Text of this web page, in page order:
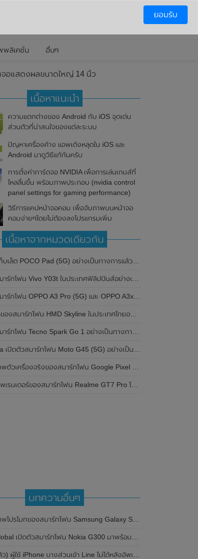
พลิเคชั่น อื่นๆ
จอแสดงผลขนาดใหญ่ 14 นิ้ว
เนื้อหาแนะนำ
ความแตกต่างของ Android กับ iOS จุดเด่น
ส่วนตัวที่น่าสนใจของแต่ละระบบ
ปัญหาเครื่องค้าง แอพเด้งหลุดใน iOS และ
Android มาดูวิธีแก้กันครับ
การตั้งค่าการ์ดจอ NVIDIA เพื่อการเล่นเกมส์ที่
ไหลลื่นขึ้น พร้อมภาพประกอบ (nvidia control
panel settings for gaming performance)
วิธีการแคปหน้าจอคอม เพื่อจับภาพบนหน้าจอ
คอมง่ายๆโดยไม่ต้องลงโปรแกรมเพิ่ม
เนื้อหาจากหมวดเดียวกัน
(5G) อย่างเป็นทางการแล้วในประเทศอินเดีย มาพร้อมชิปเซ็ต Snapdragon 7s Gen 2 ของ Qualcomm และรองรับเครือข่าย 5G
ประเทศฟิลิปปินส์อย่างเป็นทางการแล้ว มาพร้อมชิปเซ็ต Unisoc T612 , กล้องหลัง ความละเอียด 13MP , แบตเตอรี่ 5,000mAh และหน้าจอแสดงผล LCD / 90Hz
A3 Pro (5G) และ OPPO A3x ในประเทศไทยอย่างเป็นทางการแล้ว ในราคาเริ่มต้นเพียง 3,999 บาท
าร์ทโฟน HMD Skyline ในประเทศไทยอย่างเป็นทางการแล้ว ราคา 14,990 บาท
Spark Go 1 อย่างเป็นทางการแล้ว มาพร้อมหน้าจอแสดงผล LCD / 120Hz , แบตเตอรี่ 5,000mAh และใช้ชิปเซ็ต Unisoc
ดตัวสมาร์ทโฟน Moto G45 (5G) อย่างเป็นทางการแล้วในอินเดีย
จริงของสมาร์ทโฟน Google Pixel 9a โชว์ดีไซน์ใหม่ กล้องหลังแบนราบ ไม่มีกรอบของกล้องแล้ว
ของสมาร์ทโฟน Realme GT7 Pro โชว์ให้เห็นดีไซน์ใหม่ พร้อมเผยรายละเอียดสเปกที่สำคัญบางส่วน
บทความอื่นๆ
สมาร์ทโฟน Samsung Galaxy S23 Series ทั้ง 3 รุ่น ก่อนเปิดตัวตัวอย่างเป็นทางการในวันที่ 1 กุมภาพันธ์ 2023 นี้
ร์ทโฟน Nokia G300 มาพร้อมรองรับ 5G , หน้าจอขนาด 6.52 นิ้ว , แบตเตอรี่สุดอึด 4,470 mAh ในราคาประหยัดเพียง 6,000 นิดๆ
บางส่วนเข้า Line ไม่ได้หลังอัพเดท iOS 13 เตือนอย่าเพิ่งลบแอพ ป้องกันข้อมูลแชทหาย
ยอมรับ